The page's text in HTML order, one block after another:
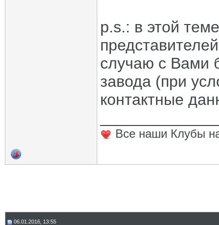
p.s.: в этой
случаю с Вами
завода (при
контактные
Все наши Клубы
06.01.2016, 13:55